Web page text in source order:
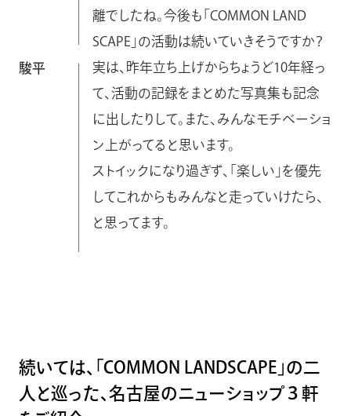
離でしたね。今後も「COMMON LAND
SCAPE」の活動は続いていきそうですか？
駿平
実は、昨年立ち上げからちょうど10年経っ
て、活動の記録をまとめた写真集も記念
に出したりして。また、みんなモチベーショ
ン上がってると思います。
ストイックになり過ぎず、「楽しい」を優先
してこれからもみんなと走っていけたら、
と思ってます。
続いては、「COMMON LANDSCAPE」の二
人と巡った、名古屋のニューショップ３軒